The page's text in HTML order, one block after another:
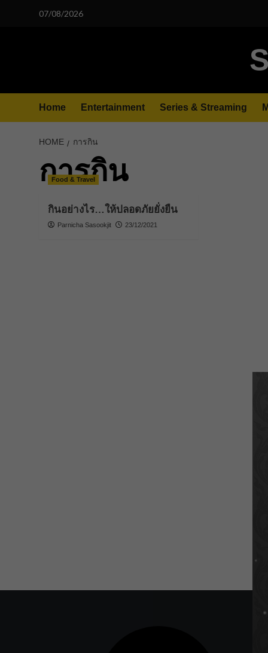
07/08/2026
Home Entertainment Series & Streaming
HOME การกิน
การกิน
Food & Travel
กินอย่างไร…ให้ปลอดภัยยั่งยืน
Parnicha Sasookjit 23/12/2021